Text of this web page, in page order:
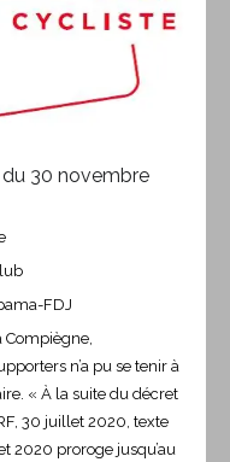
30 novembre
FDJ
n’a pu se tenir à
« À la suite du décret
30 juillet 2020, texte
2020 proroge jusqu’au